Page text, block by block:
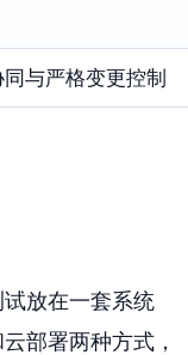
与严格变更控制
放在一套系统
部署两种方式，